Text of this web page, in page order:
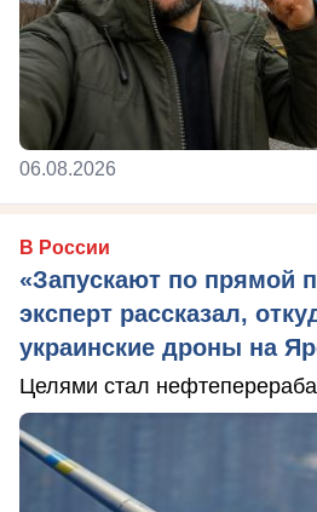
06.08.2026
В России
«Запускают по прямой
эксперт рассказал,
украинские дроны на
Целями стал